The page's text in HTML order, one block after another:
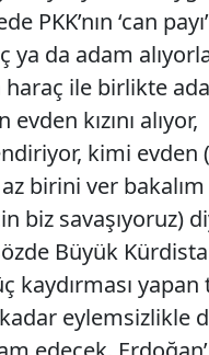
PKK’nın ‘can
ya da adam
haraç ile birlikte
kızını alıyor,
kimi evden
birini ver
biz savaşıyoruz)
Büyük
kaydırması
eylemsizlikle